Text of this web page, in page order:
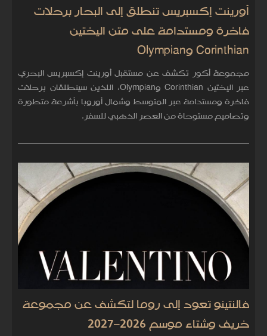
أورينت إكسبريس تنطلق إلى البحار برحلات
فاخرة ومستدامة على متن اليختين
Corinthian وOlympian
مجموعة أكور تكشف عن مستقبل أورينت إكسبريس البحري
عبر اليختين Corinthian وOlympian، اللذين سينطلقان برحلات
فاخرة ومستدامة عبر المتوسط وشمال أوروبا بأشرعة متطورة
وتصاميم مستوحاة من العصر الذهبي للسفر.
فالنتينو تعود إلى روما لتكشف عن مجموعة
خريف وشتاء موسم 2026–2027